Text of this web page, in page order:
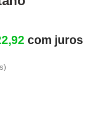
com juros